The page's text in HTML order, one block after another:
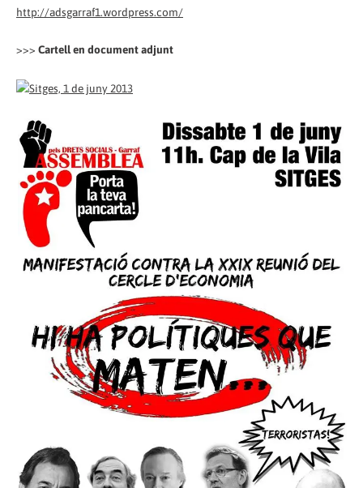
http://adsgarraf1.wordpress.com/
>>> Cartell en document adjunt